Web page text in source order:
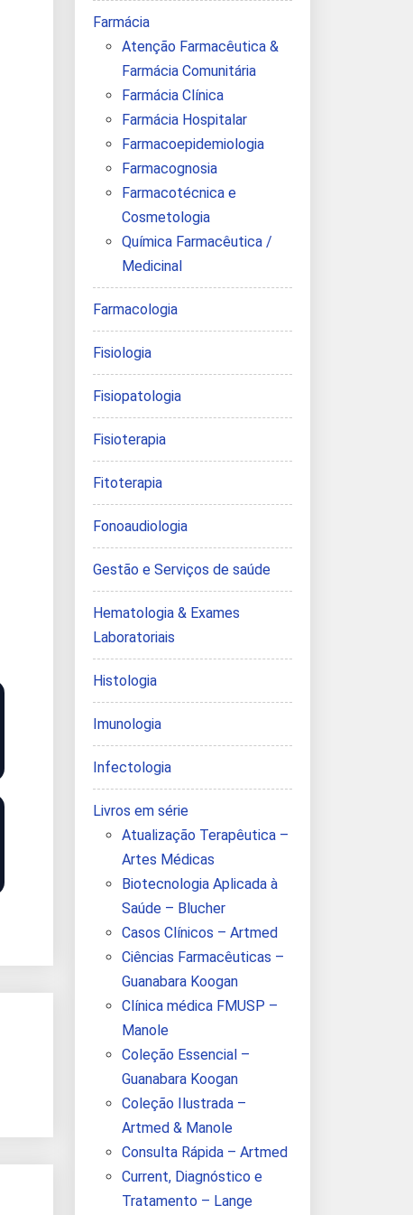
Farmácia
Atenção Farmacêutica &
Farmácia Comunitária
Farmácia Clínica
Farmácia Hospitalar
Farmacoepidemiologia
Farmacognosia
Farmacotécnica e
Cosmetologia
Química Farmacêutica /
Medicinal
Farmacologia
Fisiologia
Fisiopatologia
Fisioterapia
Fitoterapia
Fonoaudiologia
Gestão e Serviços de saúde
Hematologia & Exames
Laboratoriais
Histologia
Imunologia
Infectologia
Livros em série
Atualização Terapêutica –
Artes Médicas
Biotecnologia Aplicada à
Saúde – Blucher
Casos Clínicos – Artmed
Ciências Farmacêuticas –
Guanabara Koogan
Clínica médica FMUSP –
Manole
Coleção Essencial –
Guanabara Koogan
Coleção Ilustrada –
Artmed & Manole
Consulta Rápida – Artmed
Current, Diagnóstico e
Tratamento – Lange